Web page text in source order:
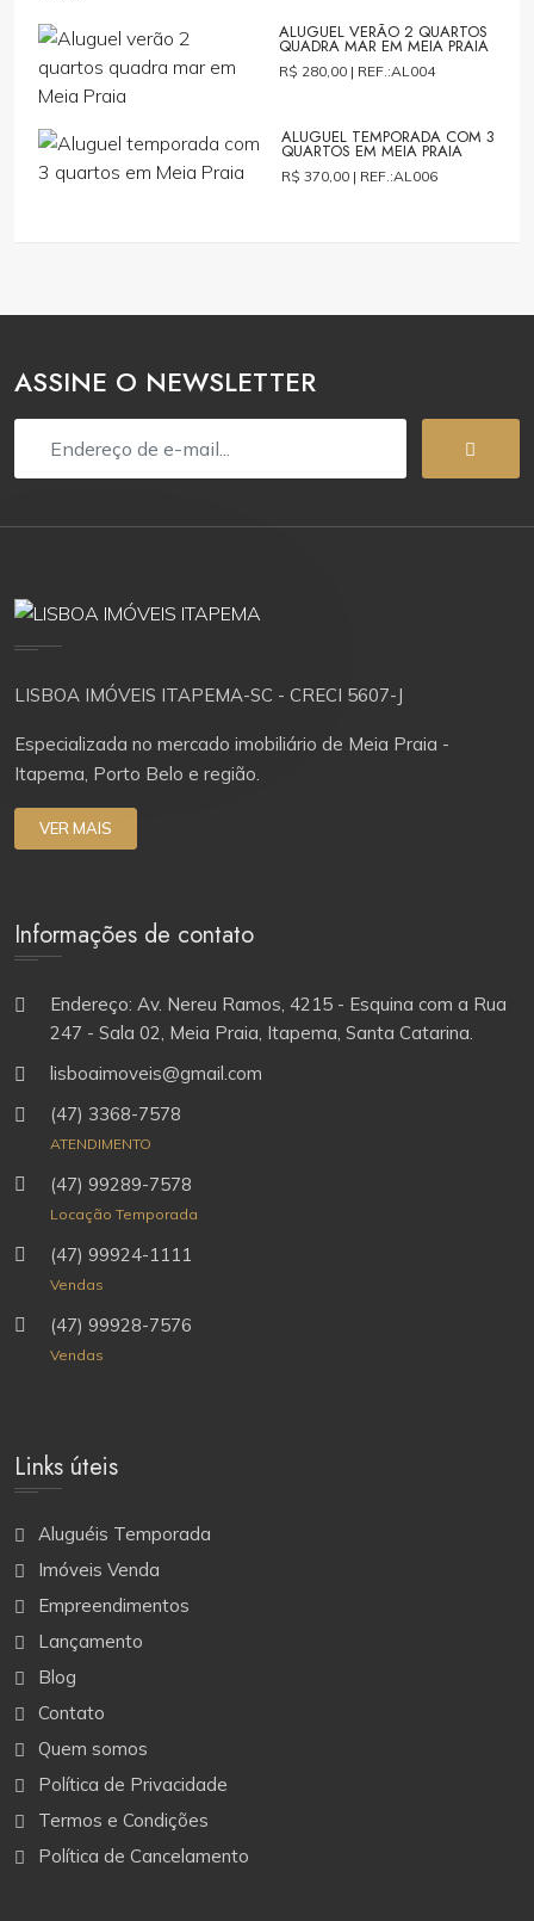
ALUGUEL VERÃO 2 QUARTOS
QUADRA MAR EM MEIA PRAIA
R$ 280,00 | REF.:AL004
ALUGUEL TEMPORADA COM 3
QUARTOS EM MEIA PRAIA
R$ 370,00 | REF.:AL006
ASSINE O NEWSLETTER
LISBOA IMÓVEIS ITAPEMA-SC - CRECI 5607-J
Especializada no mercado imobiliário de Meia Praia -
Itapema, Porto Belo e região.
VER MAIS
Informações de contato
Endereço: Av. Nereu Ramos, 4215 - Esquina com a Rua
247 - Sala 02, Meia Praia, Itapema, Santa Catarina.
lisboaimoveis@gmail.com
(47) 3368-7578
ATENDIMENTO
(47) 99289-7578
Locação Temporada
(47) 99924-1111
Vendas
(47) 99928-7576
Vendas
Links úteis
Aluguéis Temporada
Imóveis Venda
Empreendimentos
Lançamento
Blog
Contato
Quem somos
Política de Privacidade
Termos e Condições
Política de Cancelamento